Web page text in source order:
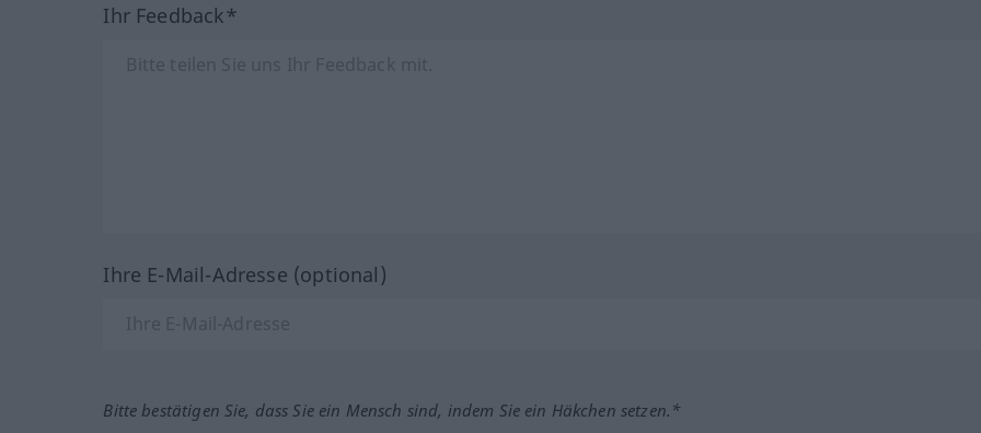
Ihr Feedback*
Ihre E-Mail-Adresse (optional)
Bitte bestätigen Sie, dass Sie ein Mensch sind, indem Sie ein Häkchen setzen.*